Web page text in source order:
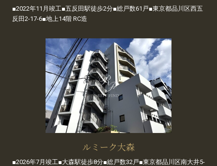
■2022年11月竣工■五反田駅徒歩2分■総戸数61戸■東京都品川区西五
反田2-17-6■地上14階 RC造
ルミーク大森
■2026年7月竣工■大森駅徒歩8分■総戸数32戸■東京都品川区南大井5-